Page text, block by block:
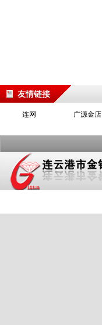
友情链接
连网 广源金店